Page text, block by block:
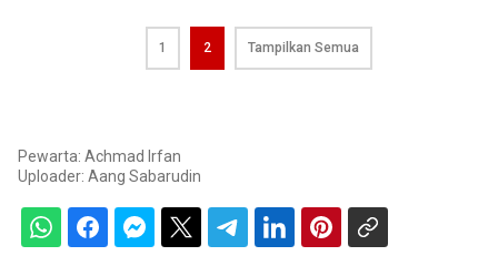
1 2 Tampilkan Semua
Pewarta: Achmad Irfan
Uploader: Aang Sabarudin